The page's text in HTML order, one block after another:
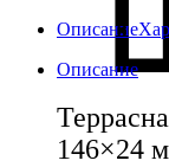
Описание
Описание
146×24